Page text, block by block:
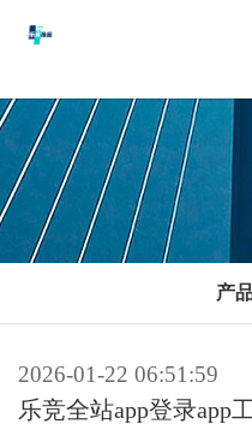
产
2026-01-22 06:51:59
乐竞全站app登录app